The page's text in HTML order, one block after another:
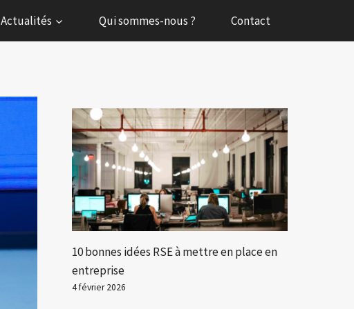
Actualités Qui sommes-nous ? Contact
10 bonnes idées RSE à mettre en place en
entreprise
4 février 2026